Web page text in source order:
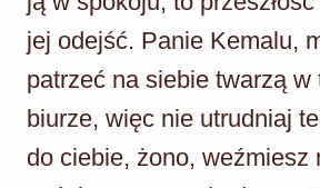
jej odejść. Panie Kemalu,
patrzeć na siebie twarzą w
biurze, więc nie utrudniaj
do ciebie, żono, weźmiesz